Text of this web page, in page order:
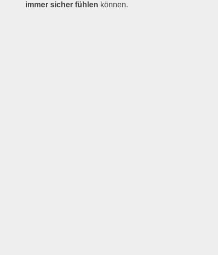
immer sicher fühlen können.